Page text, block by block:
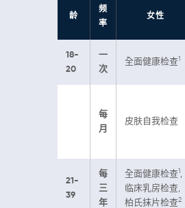
龄
频
率
女性
18-
20
一
次
全面健康检查1
每
月
皮肤自我检查
21-
39
每
三
年
全面健康检查1 ,
临床乳房检查,
柏氏抹片检查2